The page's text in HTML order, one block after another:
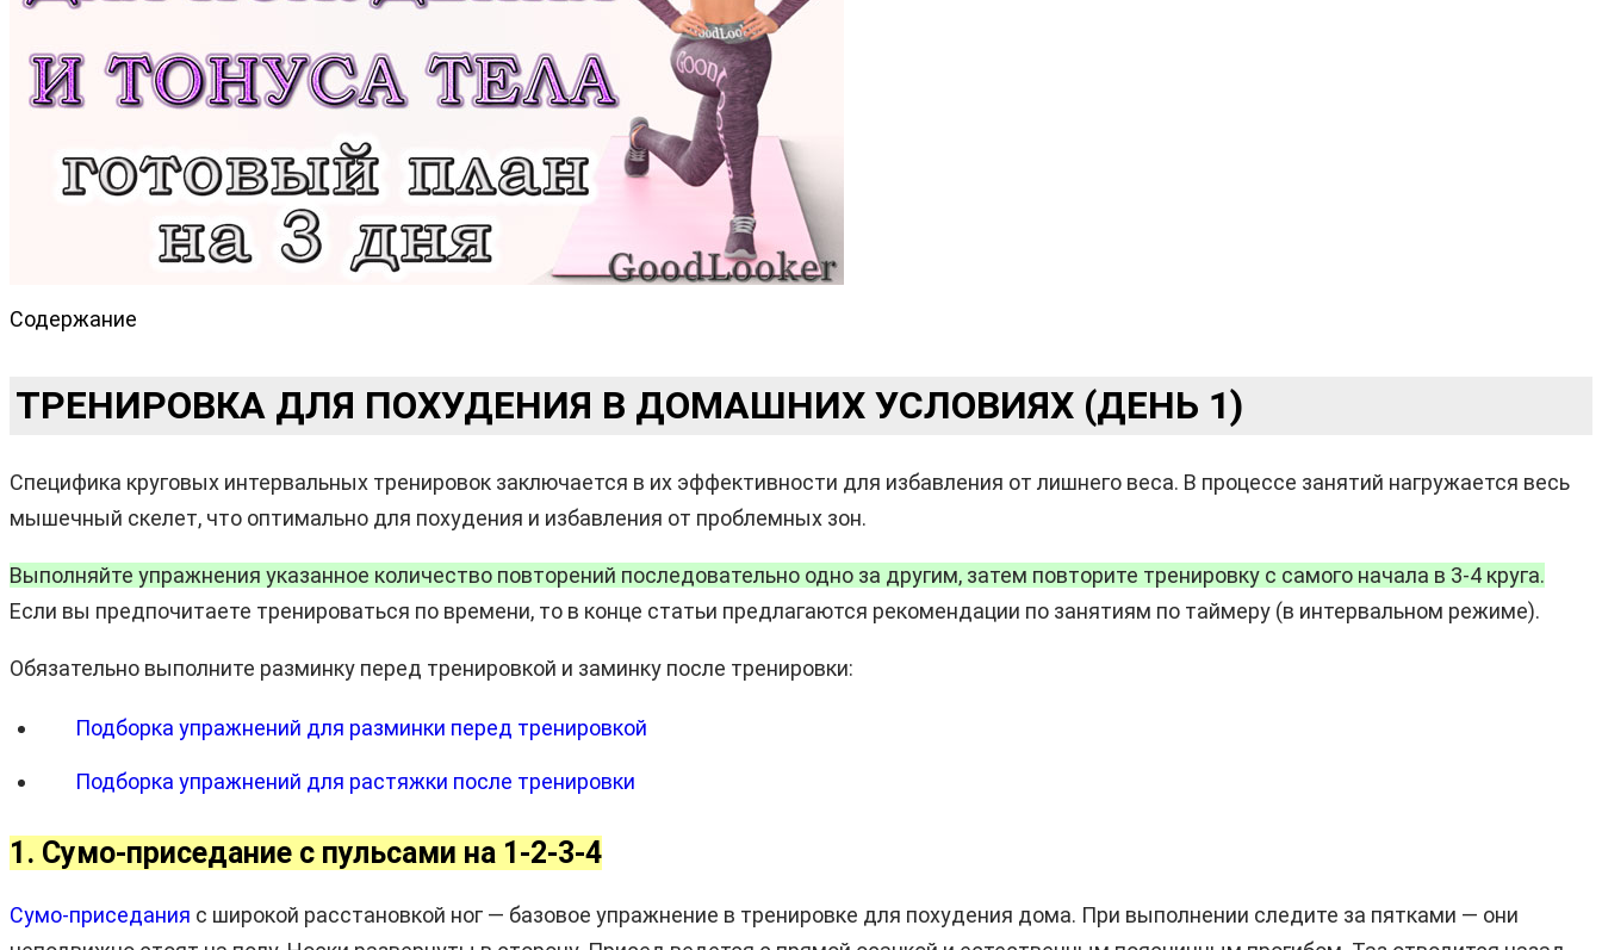
Содержание
ТРЕНИРОВКА ДЛЯ ПОХУДЕНИЯ В ДОМАШНИХ УСЛОВИЯХ (ДЕНЬ 1)
Специфика круговых интервальных тренировок заключается в их эффективности для избавления от лишнего веса. В процессе занятий нагружается весь
мышечный скелет, что оптимально для похудения и избавления от проблемных зон.
Выполняйте упражнения указанное количество повторений последовательно одно за другим, затем повторите тренировку с самого начала в 3-4 круга.
Если вы предпочитаете тренироваться по времени, то в конце статьи предлагаются рекомендации по занятиям по таймеру (в интервальном режиме).
Обязательно выполните разминку перед тренировкой и заминку после тренировки:
Подборка упражнений для разминки перед тренировкой
Подборка упражнений для растяжки после тренировки
1. Сумо-приседание с пульсами на 1-2-3-4
Сумо-приседания с широкой расстановкой ног — базовое упражнение в тренировке для похудения дома. При выполнении следите за пятками — они